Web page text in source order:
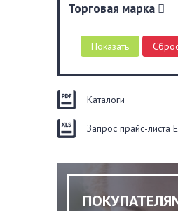
Торговая марка
Каталоги
Запрос прайс-листа